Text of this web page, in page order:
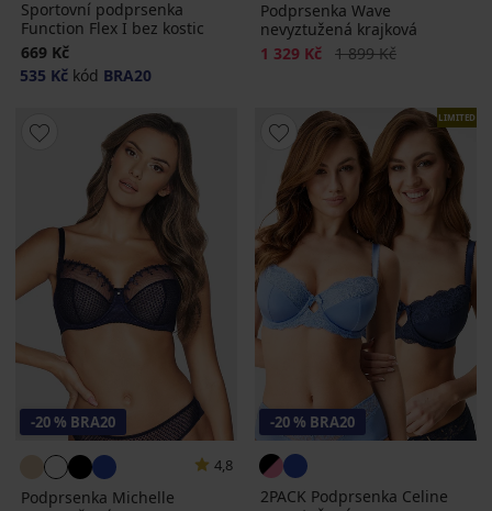
Sportovní podprsenka
Function Flex I bez kostic
669 Kč
535 Kč kód BRA20
Podprsenka Wave
nevyztužená krajková
Sleva
1 329 Kč Původní cena
1 899 Kč
-20 % BRA20
4,8
Podprsenka Michelle
LIMITED
-20 % BRA20
2PACK Podprsenka Celine